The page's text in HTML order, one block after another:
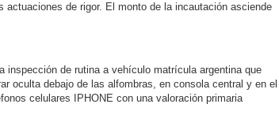
de rigor. El monto de la incautación asciende
inspección de rutina a vehículo matrícula argentina que
oculta debajo de las alfombras, en consola central y en el
celulares IPHONE con una valoración primaria